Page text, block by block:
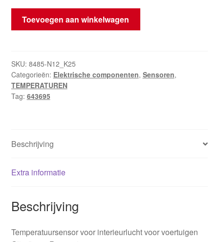
Temperatuursensor
Citroën
hoeveelheid
Toevoegen aan winkelwagen
SKU: 8485-N12_K25
Categorieën: Elektrische componenten, Sensoren,
TEMPERATUREN
Tag: 643695
Beschrijving
Extra informatie
Beschrijving
Temperatuursensor voor interieurlucht voor voertuigen